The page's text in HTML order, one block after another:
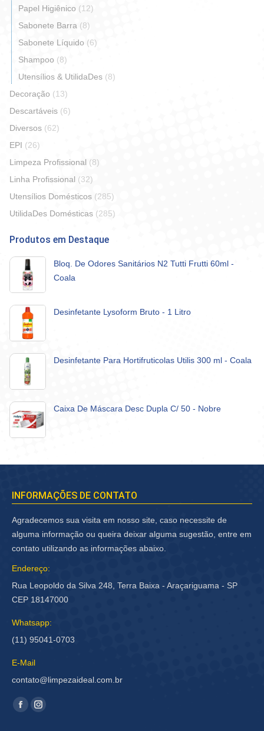
Papel Higiênico (12)
Sabonete Barra (8)
Sabonete Líquido (6)
Shampoo (8)
Utensílios & UtilidaDes (8)
Decoração (13)
Descartáveis (6)
Diversos (62)
EPI (26)
Limpeza Profissional (8)
Linha Profissional (32)
Utensílios Domésticos (285)
UtilidaDes Domésticas (285)
Produtos em Destaque
Bloq. De Odores Sanitários N2 Tutti Frutti 60ml -
Coala
Desinfetante Lysoform Bruto - 1 Litro
Desinfetante Para Hortifruticolas Utilis 300 ml - Coala
Caixa De Máscara Desc Dupla C/ 50 - Nobre
INFORMAÇÕES DE CONTATO
Agradecemos sua visita em nosso site, caso necessite de
alguma informação ou queira deixar alguma sugestão, entre em
contato utilizando as informações abaixo.
Endereço:
Rua Leopoldo da Silva 248, Terra Baixa - Araçariguama - SP
CEP 18147000
Whatsapp:
(11) 95041-0703
E-Mail
contato@limpezaideal.com.br
Encontre-nos em:
FacebookInstagram